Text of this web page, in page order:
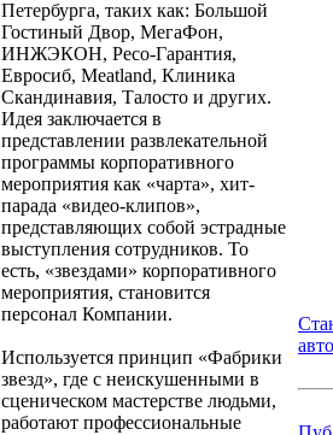
Петербурга, таких как: Большой
Гостиный Двор, МегаФон,
ИНЖЭКОН, Ресо-Гарантия,
Евросиб, Meatland, Клиника
Скандинавия, Талосто и других.
Идея заключается в
представлении развлекательной
программы корпоративного
мероприятия как «чарта», хит-
парада «видео-клипов»,
представляющих собой эстрадные
выступления сотрудников. То
есть, «звездами» корпоративного
мероприятия, становится
персонал Компании.
Используется принцип «Фабрики
звезд», где c неискушенными в
сценическом мастерстве людьми,
работают профессиональные